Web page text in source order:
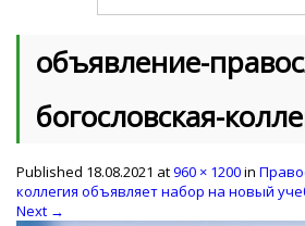
объявление-
богословская-
Published 18.08.2021 at960 × 1200in
коллегия объявляет набор на новый
Next →